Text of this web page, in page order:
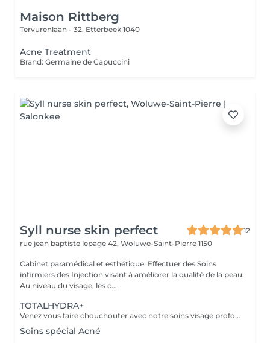
Maison Rittberg
Tervurenlaan - 32, Etterbeek 1040
Acne Treatment
Brand: Germaine de Capuccini
Syll nurse skin perfect
12
rue jean baptiste lepage 42, Woluwe-Saint-Pierre 1150
Cabinet paramédical et esthétique. Effectuer des Soins
infirmiers des Injection visant à améliorer la qualité de la peau.
Au niveau du visage, les c...
TOTALHYDRA+
Venez vous faire chouchouter avec notre soins visage profond accompagné d'une analyse de peau complète suivie d'un massage drénan totalement relaxant
Soins spécial Acné